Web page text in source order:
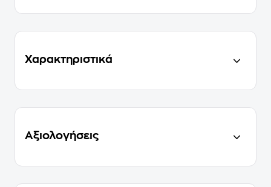
Χαρακτηριστικά
Αξιολογήσεις